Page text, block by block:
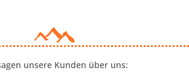
unsere Kunden über uns: